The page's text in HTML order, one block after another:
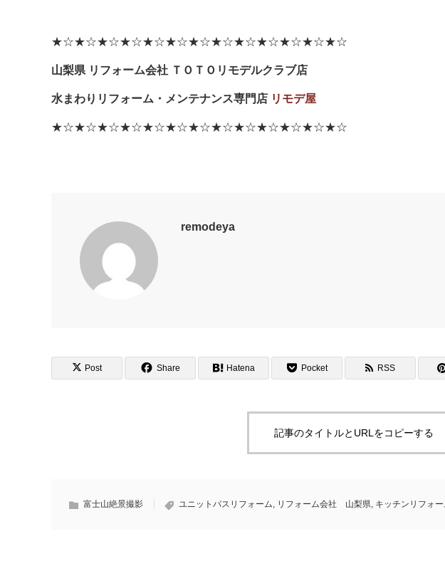
★☆★☆★☆★☆★☆★☆★☆★☆★☆★☆★☆★☆★☆
山梨県 リフォーム会社 ＴＯＴＯリモデルクラブ店
水まわりリフォーム・メンテナンス専門店 リモデ屋
★☆★☆★☆★☆★☆★☆★☆★☆★☆★☆★☆★☆★☆
remodeya
Post Share Hatena Pocket RSS
記事のタイトルとURLをコピーする
富士山絶景撮影 ユニットバスリフォーム, リフォーム会社 山梨県, キッチンリフォー